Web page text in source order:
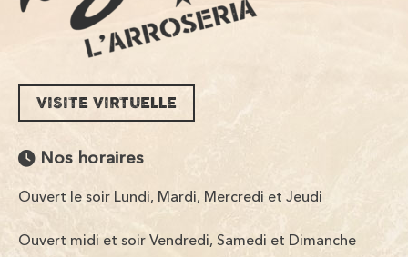
VISITE VIRTUELLE
Nos horaires
Ouvert le soir Lundi, Mardi, Mercredi et Jeudi
Ouvert midi et soir Vendredi, Samedi et Dimanche